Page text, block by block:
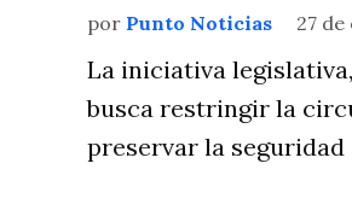
por Punto Noticias 27
La iniciativa
busca restringir la
preservar la